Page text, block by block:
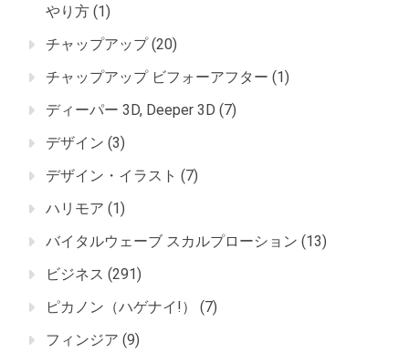
やり方 (1)
チャップアップ(20)
チャップアップ ビフォーアフター (1)
ディーパー 3D, Deeper 3D (7)
デザイン (3)
デザイン・イラスト (7)
ハリモア (1)
バイタルウェーブ スカルプローション (13)
ビジネス (291)
ピカノン（ハゲナイ!）
(7)
フィンジア (9)